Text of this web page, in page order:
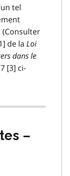
tel
(Consulter
de la Loi
dans le
[3] ci-
–